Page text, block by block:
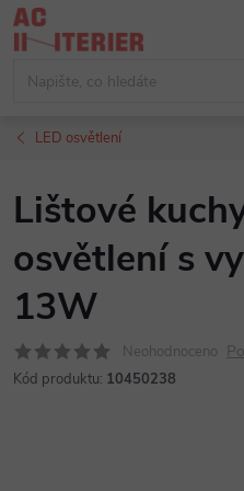
Přejít
na
LED osvětlení
Lištové
osvětlení s
13W
Neohodnoceno
Kód produktu: 10450238